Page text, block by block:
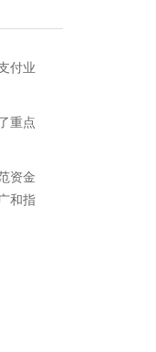
付业
重点
资金
和指